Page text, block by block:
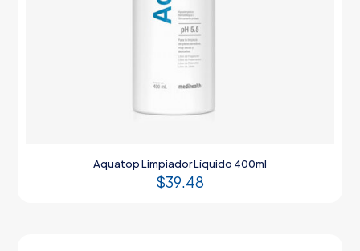
Aquatop Limpiador Líquido 400ml
$39.48